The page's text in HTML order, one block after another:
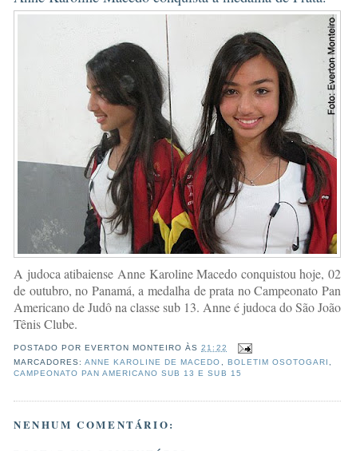
A judoca atibaiense Anne Karoline Macedo conquistou hoje, 02
de outubro, no Panamá, a medalha de prata no Campeonato Pan
Americano de Judô na classe sub 13. Anne é judoca do São João
Tênis Clube.
POSTADO POR EVERTON MONTEIRO ÀS21:22
MARCADORES:ANNE KAROLINE DE MACEDO , BOLETIM OSOTOGARI ,
CAMPEONATO PAN AMERICANO SUB 13 E SUB 15
NENHUM COMENTÁRIO: